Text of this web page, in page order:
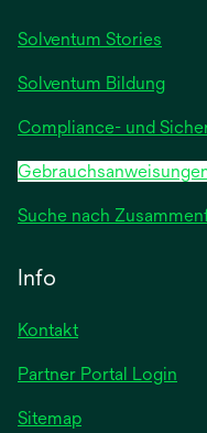
Registerkarte
Solventum Stories
Solventum Bildung
Compliance- und
Suche nach
Info
Kontakt
Partner Portal Login
Sitemap